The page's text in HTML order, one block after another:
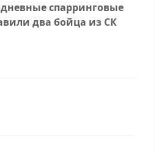
спарринговые
два бойца из СК